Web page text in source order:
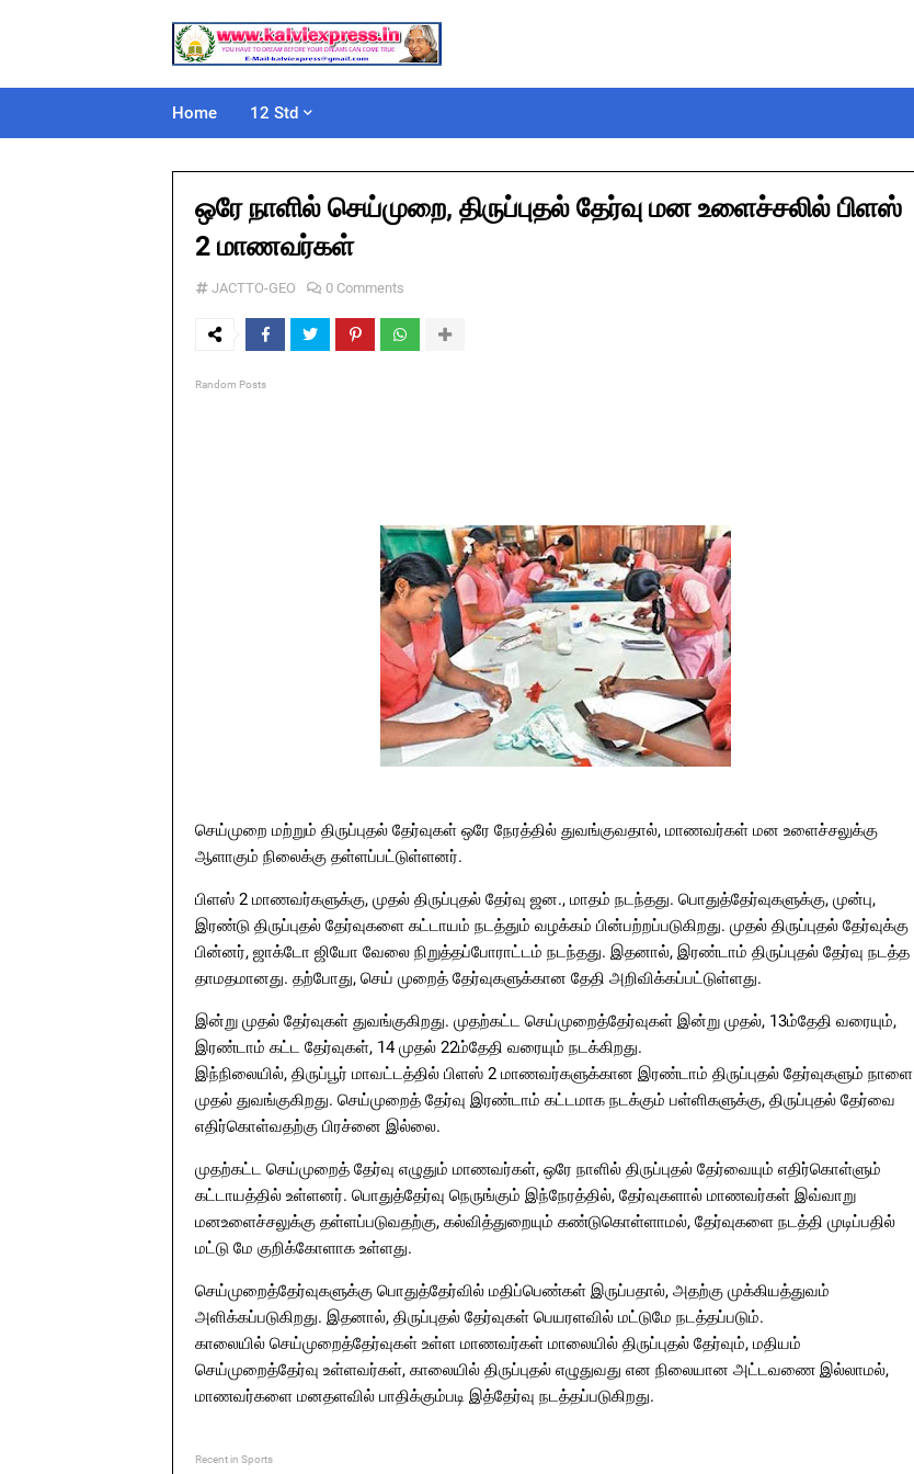
Home 12 Std
ஒரே நாளில் செய்முறை, திருப்புதல் தேர்வு மன உளைச்சலில் பிளஸ்
2 மாணவர்கள்
JACTTO-GEO 0 Comments
Random Posts
செய்முறை மற்றும் திருப்புதல் தேர்வுகள் ஒரே நேரத்தில் துவங்குவதால், மாணவர்கள் மன உளைச்சலுக்கு
ஆளாகும் நிலைக்கு தள்ளப்பட்டுள்ளனர்.
பிளஸ் 2 மாணவர்களுக்கு, முதல் திருப்புதல் தேர்வு ஜன., மாதம் நடந்தது. பொதுத்தேர்வுகளுக்கு, முன்பு,
இரண்டு திருப்புதல் தேர்வுகளை கட்டாயம் நடத்தும் வழக்கம் பின்பற்றப்படுகிறது. முதல் திருப்புதல் தேர்வுக்கு
பின்னர், ஜாக்டோ ஜியோ வேலை நிறுத்தப்போராட்டம் நடந்தது. இதனால், இரண்டாம் திருப்புதல் தேர்வு நடத்த
தாமதமானது. தற்போது, செய் முறைத் தேர்வுகளுக்கான தேதி அறிவிக்கப்பட்டுள்ளது.
இன்று முதல் தேர்வுகள் துவங்குகிறது. முதற்கட்ட செய்முறைத்தேர்வுகள் இன்று முதல், 13ம்தேதி வரையும்,
இரண்டாம் கட்ட தேர்வுகள், 14 முதல் 22ம்தேதி வரையும் நடக்கிறது.
இந்நிலையில், திருப்பூர் மாவட்டத்தில் பிளஸ் 2 மாணவர்களுக்கான இரண்டாம் திருப்புதல் தேர்வுகளும் நாளை
முதல் துவங்குகிறது. செய்முறைத் தேர்வு இரண்டாம் கட்டமாக நடக்கும் பள்ளிகளுக்கு, திருப்புதல் தேர்வை
எதிர்கொள்வதற்கு பிரச்னை இல்லை.
முதற்கட்ட செய்முறைத் தேர்வு எழுதும் மாணவர்கள், ஒரே நாளில் திருப்புதல் தேர்வையும் எதிர்கொள்ளும்
கட்டாயத்தில் உள்ளனர். பொதுத்தேர்வு நெருங்கும் இந்நேரத்தில், தேர்வுகளால் மாணவர்கள் இவ்வாறு
மனஉளைச்சலுக்கு தள்ளப்படுவதற்கு, கல்வித்துறையும் கண்டுகொள்ளாமல், தேர்வுகளை நடத்தி முடிப்பதில்
மட்டு மே குறிக்கோளாக உள்ளது.
செய்முறைத்தேர்வுகளுக்கு பொதுத்தேர்வில் மதிப்பெண்கள் இருப்பதால், அதற்கு முக்கியத்துவம்
அளிக்கப்படுகிறது. இதனால், திருப்புதல் தேர்வுகள் பெயரளவில் மட்டுமே நடத்தப்படும்.
காலையில் செய்முறைத்தேர்வுகள் உள்ள மாணவர்கள் மாலையில் திருப்புதல் தேர்வும், மதியம்
செய்முறைத்தேர்வு உள்ளவர்கள், காலையில் திருப்புதல் எழுதுவது என நிலையான அட்டவணை இல்லாமல்,
மாணவர்களை மனதளவில் பாதிக்கும்படி இத்தேர்வு நடத்தப்படுகிறது.
Recent in Sports